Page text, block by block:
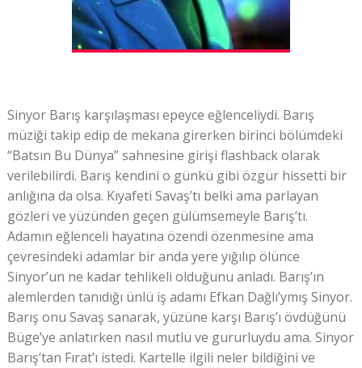
Sinyor Barış karşılaşması epeyce eğlenceliydi. Barış
müziği takip edip de mekana girerken birinci bölümdeki
“Batsın Bu Dünya” sahnesine girişi flashback olarak
verilebilirdi. Barış kendini o günkü gibi özgür hissetti bir
anlığına da olsa. Kıyafeti Savaş’tı belki ama parlayan
gözleri ve yüzünden geçen gülümsemeyle Barış’tı.
Adamın eğlenceli hayatına özendi özenmesine ama
çevresindeki adamlar bir anda yere yığılıp ölünce
Sinyor’un ne kadar tehlikeli olduğunu anladı. Barış’ın
alemlerden tanıdığı ünlü iş adamı Efkan Dağlı’ymış Sinyor.
Barış onu Savaş sanarak, yüzüne karşı Barış’ı övdüğünü
Büge’ye anlatırken nasıl mutlu ve gururluydu ama. Sinyor
Barış’tan Fırat’ı istedi. Kartelle ilgili neler bildiğini ve